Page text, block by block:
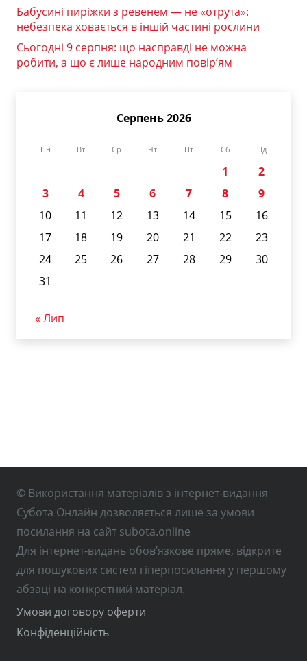
Бабусині пиріжки з ревенем — не «отрута»:
небезпека ховається в іншій частині рослини
Сьогодні 9 серпня: що насправді не можна
робити, а що є лише народним повір’ям
Серпень 2026
Пн Вт Ср Чт Пт Сб Нд
1
2
3
4 5 6 7 8
9
10
11 12 13 14 15
16
17
18 19 20 21 22
23
24
25 26 27 28 29
30
31
« Лип
© Використання матеріалів з інтернет-видання
Субота Онлайн дозволяється лише за умови
посилання на сайт subota.online
Для інтернет-видань обов’язкове пряме, відкрите
для пошукових систем гіперпосилання у першому
абзаці на конкретний матеріал.
Умови договору оферти
Конфіденційність